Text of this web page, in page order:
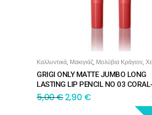
ΠΡΟΣΘΉΚΗ ΣΤΟ ΚΑΛΆΘΙ
Καλλυντικά, Μακιγιάζ, Μολύβια Κράγιον,
GRIGI ONLY MATTE JUMBO LONG
LASTING LIP PENCIL NO 03
5,00€2,90 €